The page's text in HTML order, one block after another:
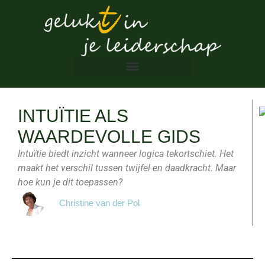
INTUÏTIE ALS
WAARDEVOLLE GIDS
Intuïtie biedt inzicht wanneer logica tekortschiet. Het
maakt het verschil tussen twijfel en daadkracht. Maar
hoe kun je dit toepassen?
Christine van der Pol